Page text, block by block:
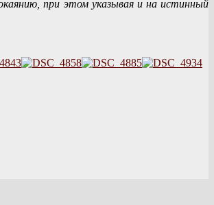
при этом указывая и на истинный